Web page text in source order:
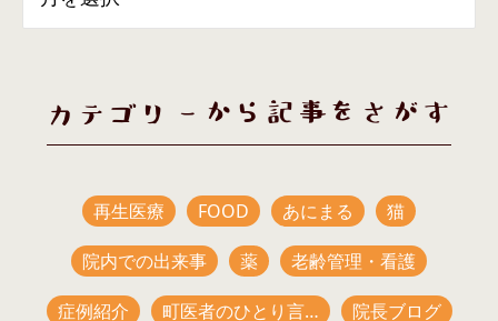
カテゴリーから記事をさがす
再生医療 FOOD あにまる 猫
院内での出来事 薬 老齢管理・看護
症例紹介 町医者のひとり言… 院長ブログ